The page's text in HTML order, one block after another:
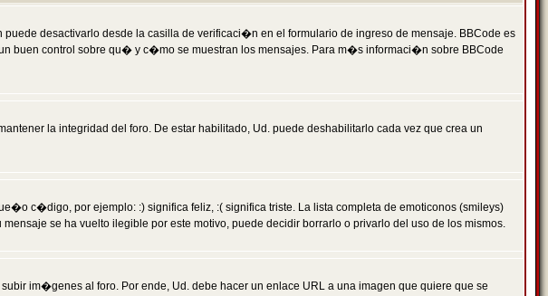
desactivarlo desde la casilla de verificaci�n en el formulario de ingreso de mensaje. BBCode es
buen control sobre qu� y c�mo se muestran los mensajes. Para m�s informaci�n sobre BBCode
la integridad del foro. De estar habilitado, Ud. puede deshabilitarlo cada vez que crea un
c�digo, por ejemplo: :) significa feliz, :( significa triste. La lista completa de emoticonos (smileys)
se ha vuelto ilegible por este motivo, puede decidir borrarlo o privarlo del uso de los mismos.
im�genes al foro. Por ende, Ud. debe hacer un enlace URL a una imagen que quiere que se